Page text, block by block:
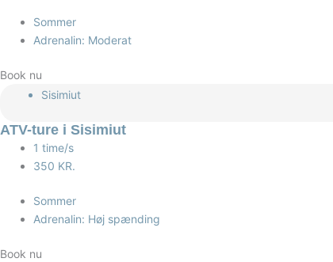
Sommer
Adrenalin: Moderat
Book nu
Sisimiut
ATV-ture i Sisimiut
1 time/s
350 KR.
Sommer
Adrenalin: Høj spænding
Book nu